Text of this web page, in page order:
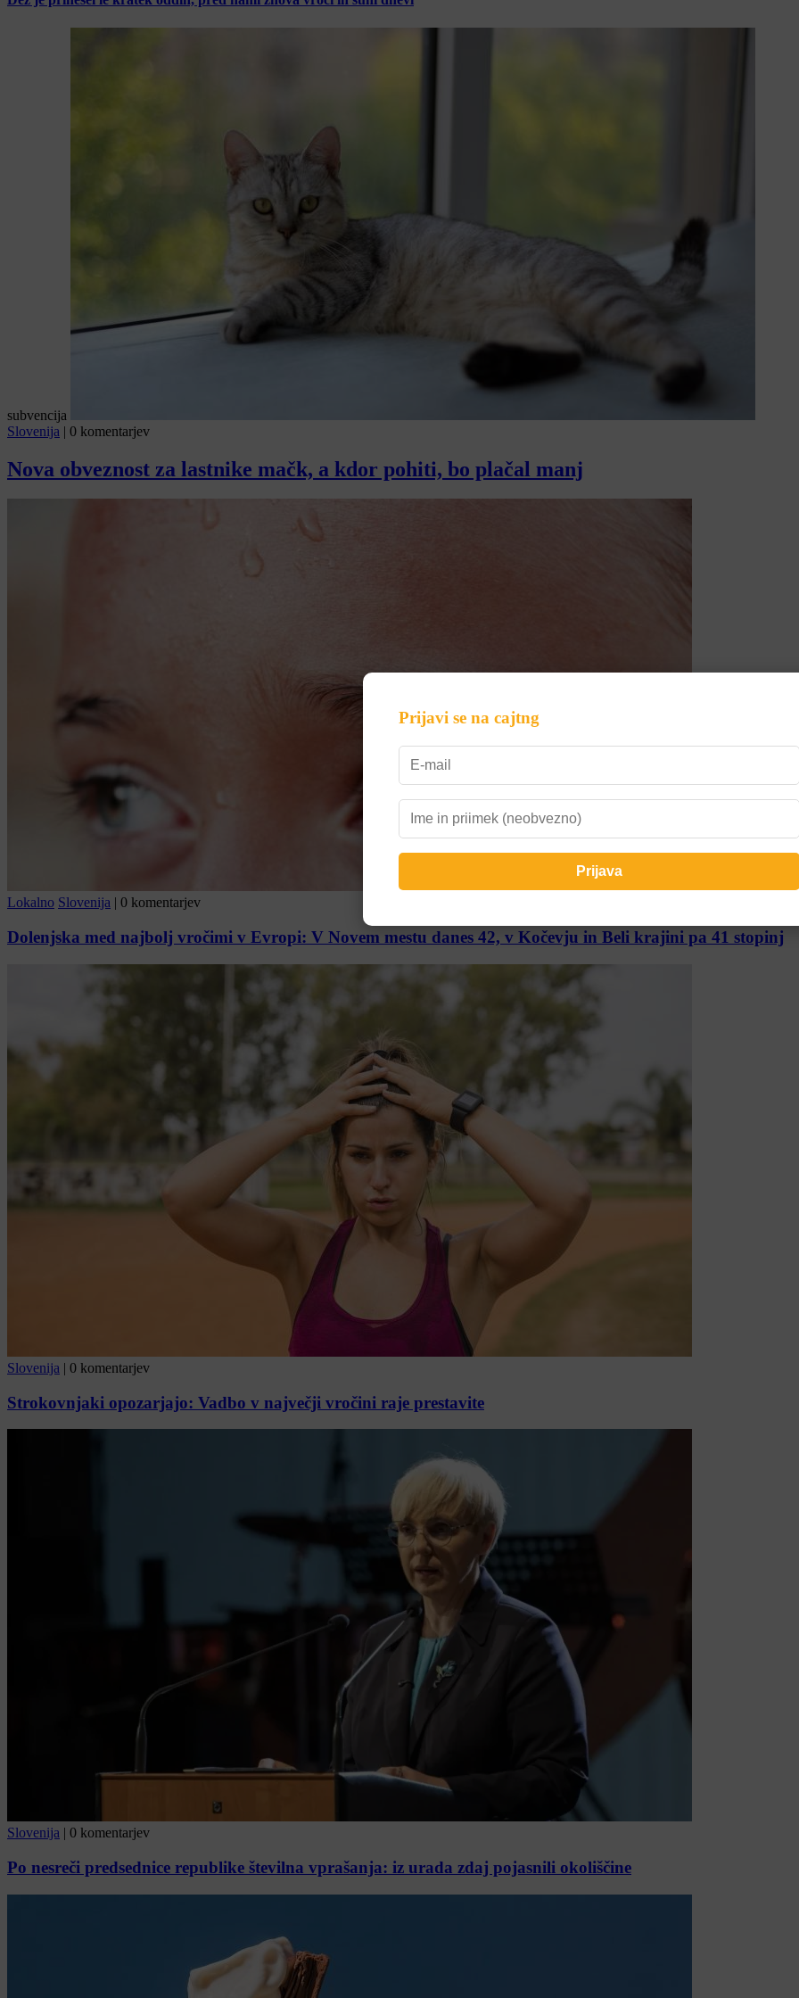
subvencija
Slovenija | 0 komentarjev
Nova obveznost za lastnike mačk, a kdor pohiti, bo plačal manj
Lokalno Slovenija 0 komentarjev
Dolenjska med najbolj vročimi v Evropi: V Novem mestu danes 42, v Kočevju in Beli krajini pa 41 stopinj
Slovenija | 0 komentarjev
Strokovnjaki opozarjajo: Vadbo v največji vročini raje prestavite
Slovenija | 0 komentarjev
Po nesreči predsednice republike številna vprašanja: iz urada zdaj pojasnili okoliščine
Prijavi se na cajtng